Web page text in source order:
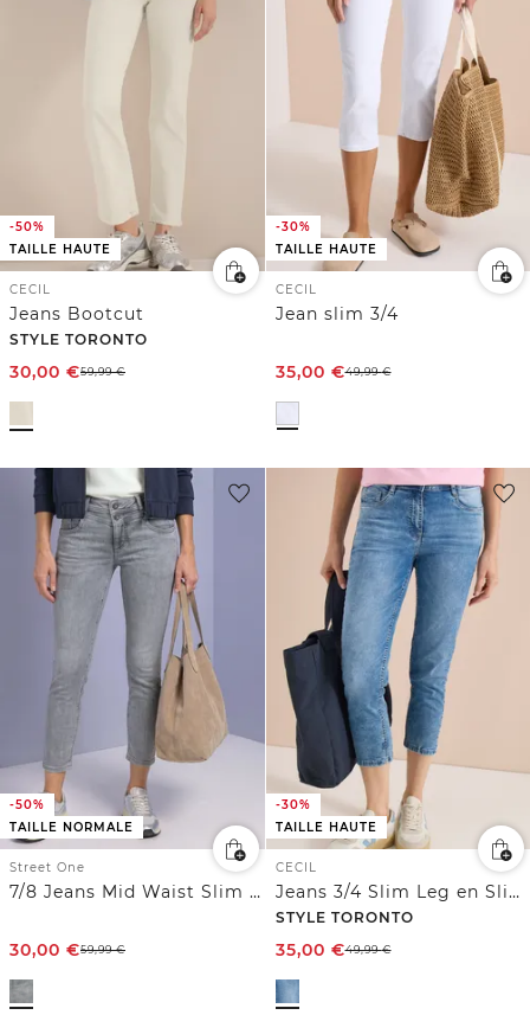
-50%
TAILLE HAUTE
CECIL
Jeans Bootcut
STYLE TORONTO
30,00 €59,99€
-30%
TAILLE HAUTE
CECIL
Jean slim 3/4
35,00 €49,99€
-50%
TAILLE NORMALE
Street One
7/8 Jeans Mid Waist Slim Leg à la coupe Slim Fit
30,00 €59,99€
-30%
TAILLE HAUTE
CECIL
Jeans 3/4 Slim Leg en Slim Fit
STYLE TORONTO
35,00 €49,99€